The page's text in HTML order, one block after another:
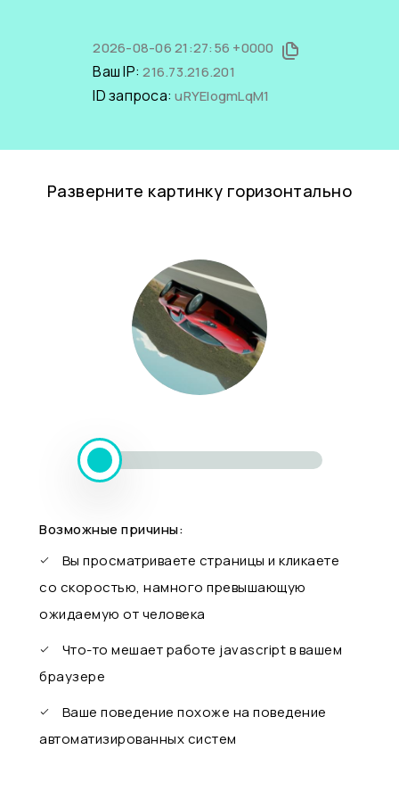
2026-08-06 21:27:56 +0000
Ваш IP:216.73.216.201
ID запроса:uRYElogmLqM1
Разверните картинку горизонтально
Возможные причины:
Вы просматриваете страницы и кликаете
со скоростью, намного превышающую
ожидаемую от человека
Что-то мешает работе javascript в вашем
браузере
Ваше поведение похоже на поведение
автоматизированных систем